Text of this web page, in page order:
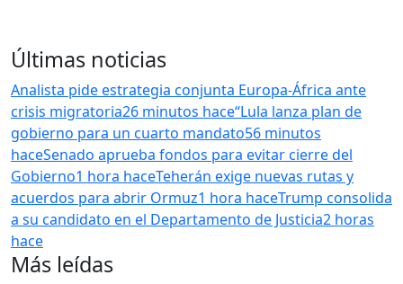
Últimas noticias
Analista pide estrategia conjunta Europa-África ante
crisis migratoria26 minutos hace“Lula lanza plan de
gobierno para un cuarto mandato56 minutos
haceSenado aprueba fondos para evitar cierre del
Gobierno1 hora haceTeherán exige nuevas rutas y
acuerdos para abrir Ormuz1 hora haceTrump consolida
a su candidato en el Departamento de Justicia2 horas
hace
Más leídas